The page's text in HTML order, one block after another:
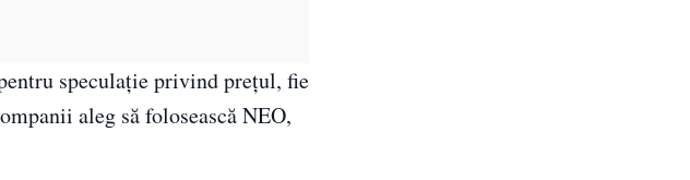
speculaţie privind preţul, fie
aleg să folosească NEO,